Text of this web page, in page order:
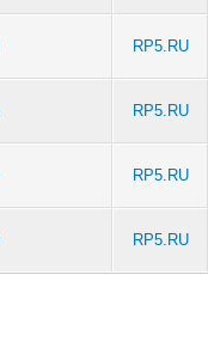
RP5.RU
RP5.RU
RP5.RU
RP5.RU